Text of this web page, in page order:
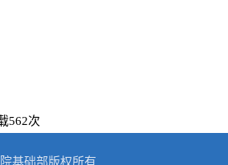
562次
基础部版权所有